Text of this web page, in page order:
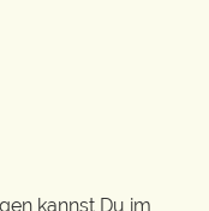
kannst Du im